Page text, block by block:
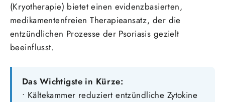
(Kryotherapie) bietet einen evidenzbasierten,
medikamentenfreien Therapieansatz, der die
entzündlichen Prozesse der Psoriasis gezielt
beeinflusst.
Das Wichtigste in Kürze:
• Kältekammer reduziert entzündliche Zytokine